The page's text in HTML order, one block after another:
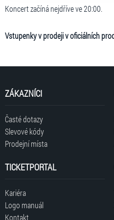
Koncert začíná nejdříve ve 20:00.
Vstupenky v prodeji v oficiálních
ZÁKAZNÍCI
Časté dotazy
Slevové kódy
Prodejní místa
TICKETPORTAL
Kariéra
Logo manuál
Kontakt